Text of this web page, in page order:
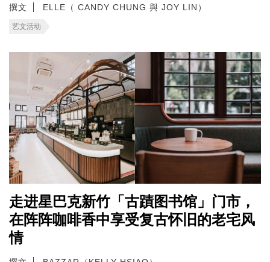
撰文 ELLE（ CANDY CHUNG 與 JOY LIN）
艺文活动
走进星巴克新竹「古蹟图书馆」门市，
在阵阵咖啡香中享受复古怀旧的老宅风
情